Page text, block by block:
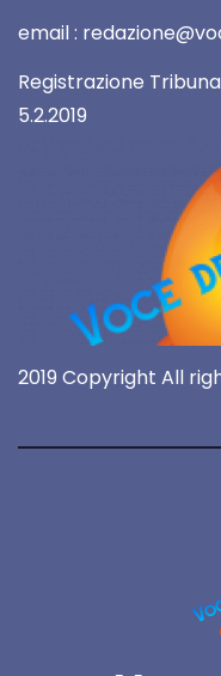
email :
Registrazione
5.2.2019
2019 Copyright All